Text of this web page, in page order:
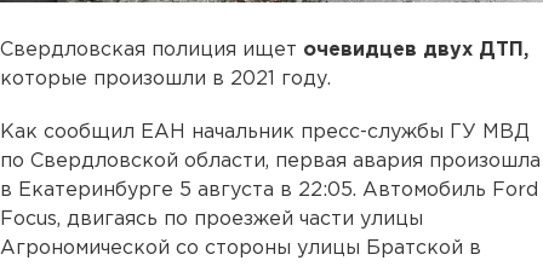
Свердловская полиция ищет очевидцев двух ДТП,
которые произошли в 2021 году.
Как сообщил ЕАН начальник пресс-службы ГУ МВД
по Свердловской области, первая авария произошла
в Екатеринбурге 5 августа в 22:05. Автомобиль Ford
Focus, двигаясь по проезжей части улицы
Агрономической со стороны улицы Братской в